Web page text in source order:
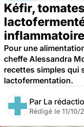
Kéfir,
Pour une
cheffe Alessandra
recettes simples qui
lactofermentation.
Par La
Rédigé le 11/10/